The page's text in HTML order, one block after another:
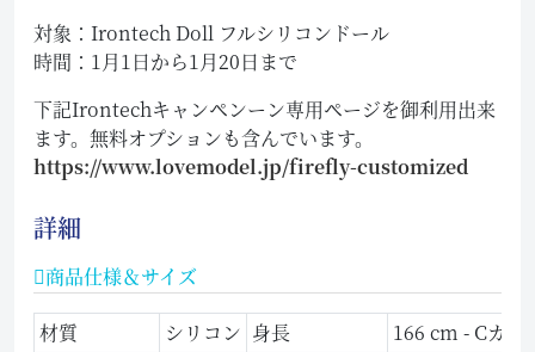
対象：Irontech Doll フルシリコンドール
時間：1月1日から1月20日まで
下記Irontechキャンペンーン専用ページを御利用出来
ます。無料オプションも含んでいます。
https://www.lovemodel.jp/firefly-customized
詳細
商品仕様＆サイズ
材質 シリコン 身長
166 cm - Cカッ